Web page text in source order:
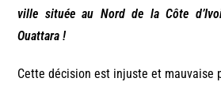
ville située au Nord de la Côte
Ouattara !
Cette décision est injuste et mauvaise